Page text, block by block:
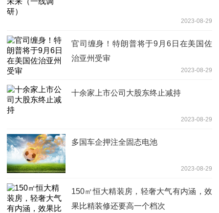
2023-08-29
官司缠身！特朗普将于9月6日在美国佐
治亚州受审
2023-08-29
十余家上市公司大股东终止减持
2023-08-29
多国车企押注全固态电池
2023-08-29
150㎡恒大精装房，轻奢大气有内涵，效
果比精装修还要高一个档次